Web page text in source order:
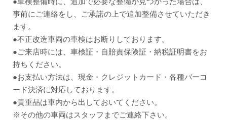
事前にご連絡をし、ご承諾の上で追加整備させていただき
ます。
●不正改造車両の車検はお断りしております。
●ご来店時には、車検証・自賠責保険証・納税証明書をお
持ちください。
●お支払い方法は、現金・クレジットカード・各種バーコ
ード決済に対応しております。
●貴重品は車内から出しておいてください。
※その他の車両はスタッフまでご連絡下さい。